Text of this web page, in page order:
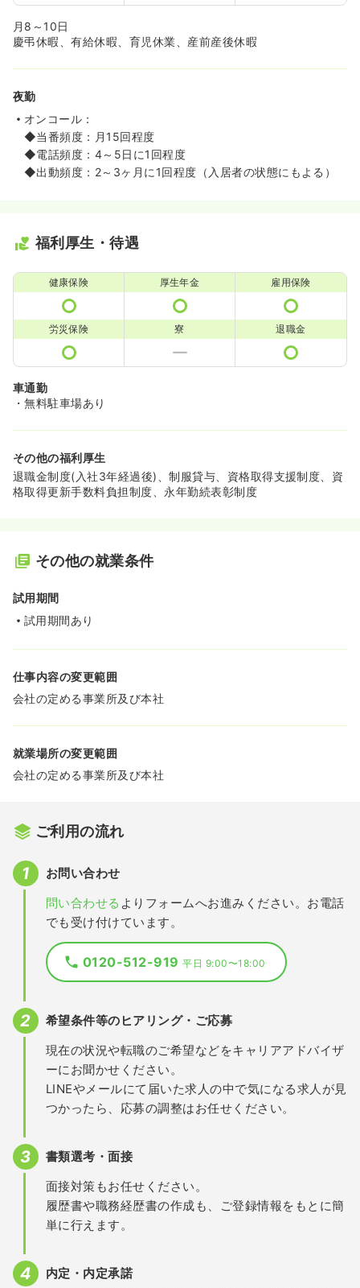
月8～10日
慶弔休暇、有給休暇、育児休業、産前産後休暇
夜勤
オンコール：
◆当番頻度：月15回程度
◆電話頻度：4～5日に1回程度
◆出動頻度：2～3ヶ月に1回程度（入居者の状態にもよる）
福利厚生・待遇
健康保険 厚生年金 雇用保険
労災保険 寮 退職金
車通勤
・無料駐車場あり
その他の福利厚生
退職金制度(入社3年経過後)、制服貸与、資格取得支援制度、資
格取得更新手数料負担制度、永年勤続表彰制度
その他の就業条件
試用期間
試用期間あり
仕事内容の変更範囲
会社の定める事業所及び本社
就業場所の変更範囲
会社の定める事業所及び本社
ご利用の流れ
お問い合わせ
問い合わせる よりフォームへお進みください。お電話
でも受け付けています。
0120-512-919平日 9:00〜18:00
希望条件等のヒアリング・ご応募
現在の状況や転職のご希望などをキャリアアドバイザ
ーにお聞かせください。
LINEやメールにて届いた求人の中で気になる求人が見
つかったら、応募の調整はお任せください。
書類選考・面接
面接対策もお任せください。
履歴書や職務経歴書の作成も、ご登録情報をもとに簡
単に行えます。
内定・内定承諾